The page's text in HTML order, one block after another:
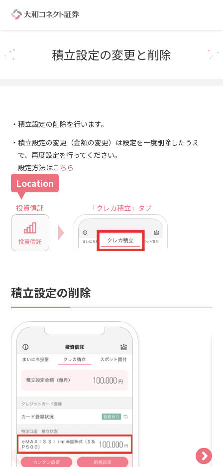
積立設定の変更と削除
積立設定の削除を行います。
積立設定の変更（金額の変更）は設定を一度削除したうえ
で、再度設定を行ってください。
設定方法はこちら
投資信託 「クレカ積立」タブ
積立設定の削除